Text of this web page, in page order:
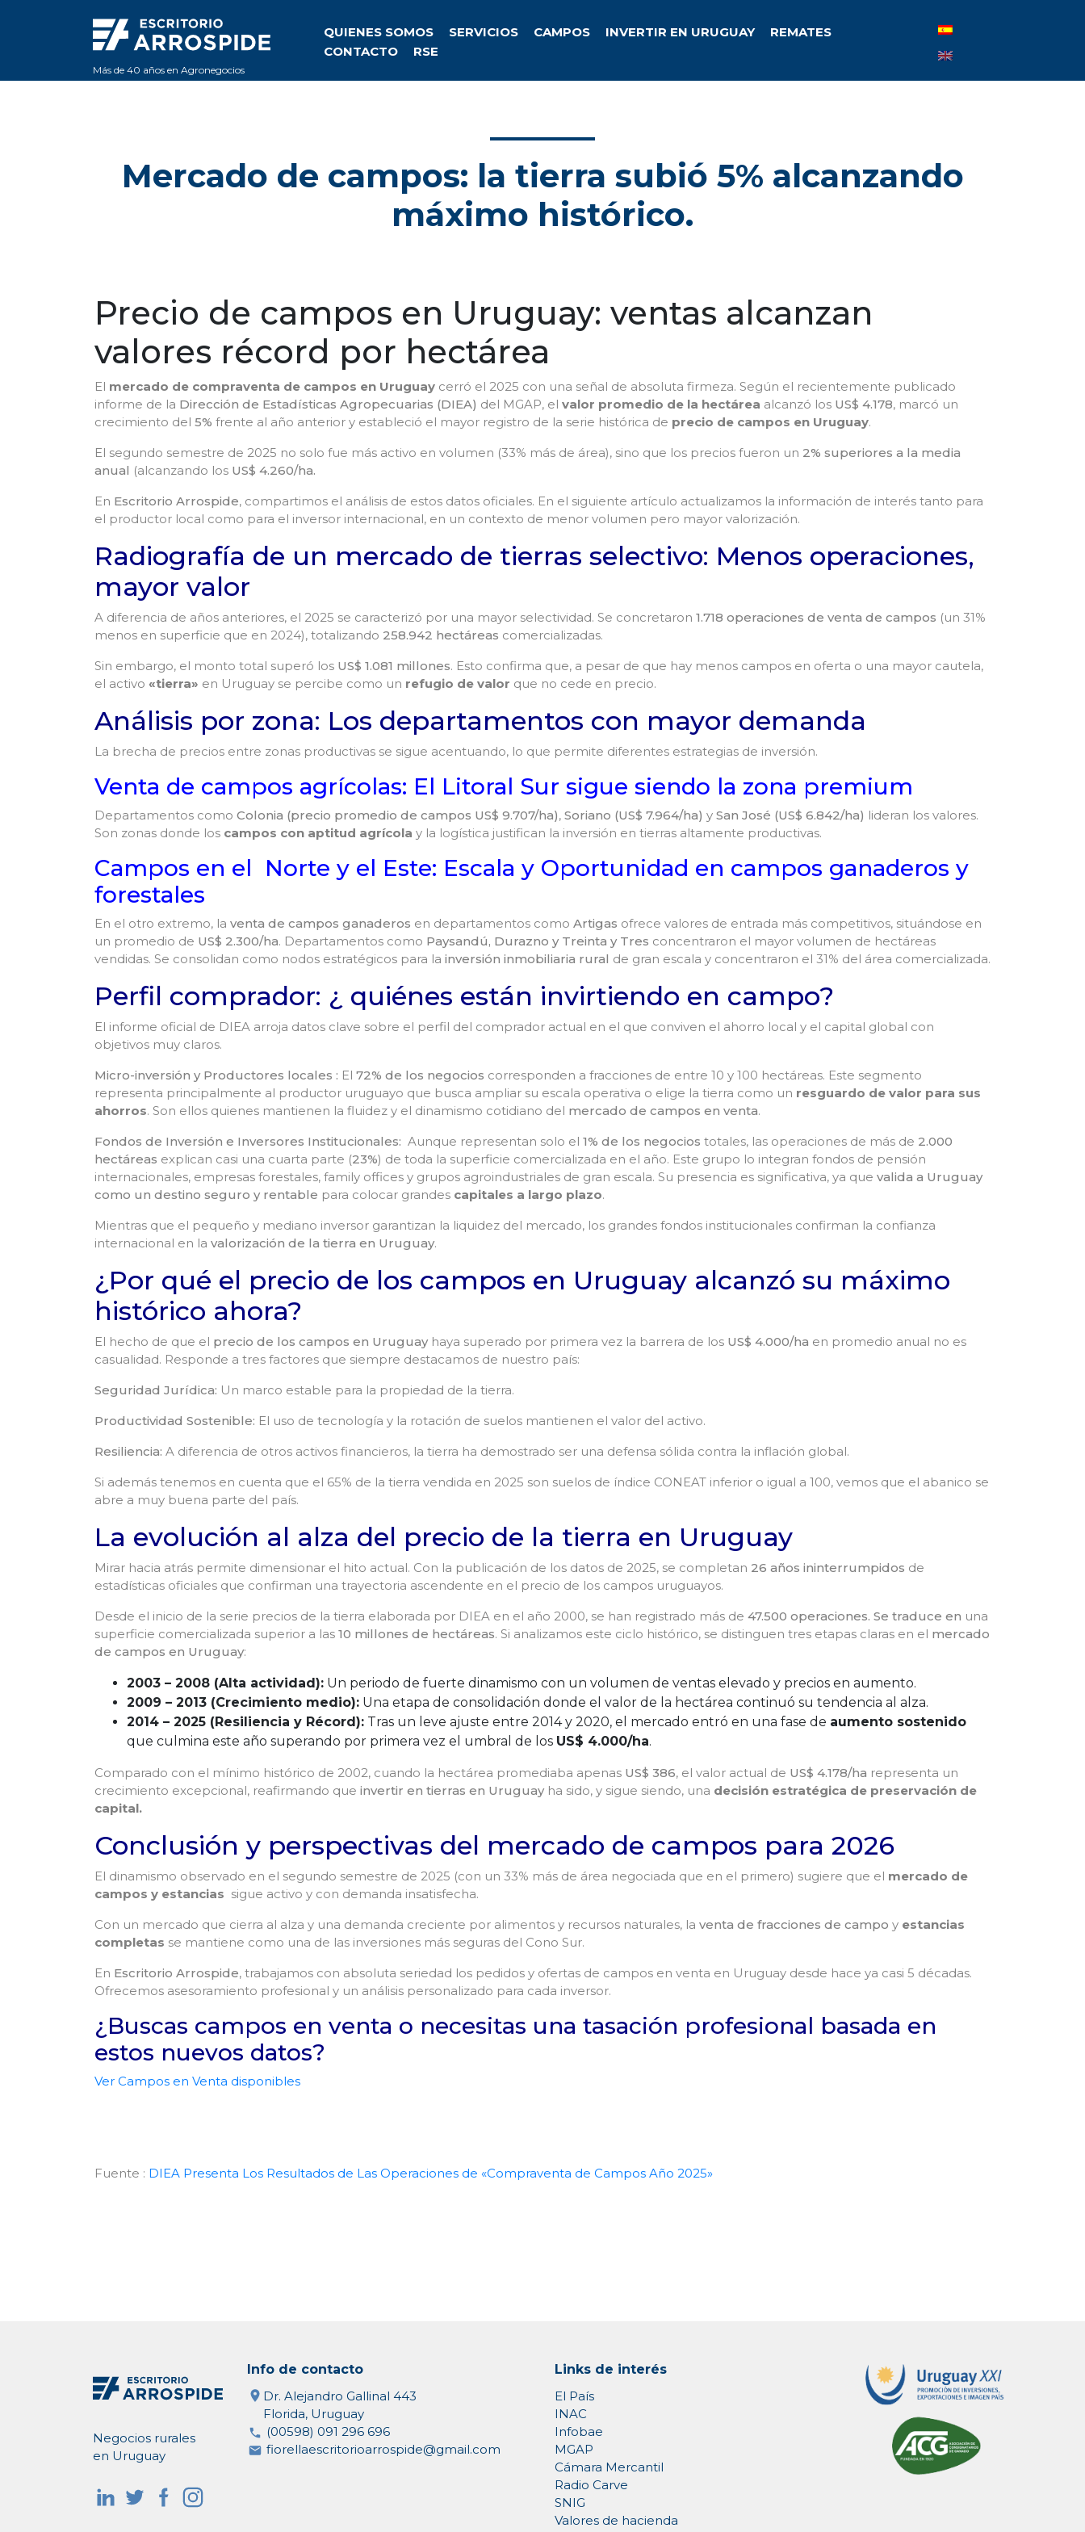
Más de 40 años en Agronegocios
QUIENES SOMOS SERVICIOS CAMPOS INVERTIR EN URUGUAY
REMATES
CONTACTO
RSE
Mercado de campos: la tierra subió 5% alcanzando
máximo histórico.
Precio de campos en Uruguay: ventas alcanzan
valores récord por hectárea
El mercado de compraventa de campos en Uruguay cerró el 2025 con una señal de absoluta firmeza. Según el recientemente publicado
informe de la Dirección de Estadísticas Agropecuarias (DIEA) del MGAP, el valor promedio de la hectárea alcanzó los US$ 4.178, marcó un
crecimiento del 5% frente al año anterior y estableció el mayor registro de la serie histórica de precio de campos en Uruguay.
El segundo semestre de 2025 no solo fue más activo en volumen (33% más de área), sino que los precios fueron un 2% superiores a la media
anual (alcanzando los US$ 4.260/ha.
En Escritorio Arrospide, compartimos el análisis de estos datos oficiales. En el siguiente artículo actualizamos la información de interés tanto para
el productor local como para el inversor internacional, en un contexto de menor volumen pero mayor valorización.
Radiografía de un mercado de tierras selectivo: Menos operaciones,
mayor valor
A diferencia de años anteriores, el 2025 se caracterizó por una mayor selectividad. Se concretaron 1.718 operaciones de venta de campos (un 31%
menos en superficie que en 2024), totalizando 258.942 hectáreas comercializadas.
Sin embargo, el monto total superó los US$ 1.081 millones. Esto confirma que, a pesar de que hay menos campos en oferta o una mayor cautela,
el activo «tierra» en Uruguay se percibe como un refugio de valor que no cede en precio.
Análisis por zona: Los departamentos con mayor demanda
La brecha de precios entre zonas productivas se sigue acentuando, lo que permite diferentes estrategias de inversión.
Venta de campos agrícolas: El Litoral Sur sigue siendo la zona premium
Departamentos como Colonia (precio promedio de campos US$ 9.707/ha), Soriano (US$ 7.964/ha) y San José (US$ 6.842/ha) lideran los valores.
Son zonas donde los campos con aptitud agrícola y la logística justifican la inversión en tierras altamente productivas.
Campos en el Norte y el Este: Escala y Oportunidad en campos ganaderos y
forestales
En el otro extremo, la venta de campos ganaderos en departamentos como Artigas ofrece valores de entrada más competitivos, situándose en
un promedio de US$ 2.300/ha. Departamentos como Paysandú, Durazno y Treinta y Tres concentraron el mayor volumen de hectáreas
vendidas. Se consolidan como nodos estratégicos para la inversión inmobiliaria rural de gran escala y concentraron el 31% del área comercializada.
Perfil comprador: ¿ quiénes están invirtiendo en campo?
El informe oficial de DIEA arroja datos clave sobre el perfil del comprador actual en el que conviven el ahorro local y el capital global con
objetivos muy claros.
Micro-inversión y Productores locales : El 72% de los negocios corresponden a fracciones de entre 10 y 100 hectáreas. Este segmento
representa principalmente al productor uruguayo que busca ampliar su escala operativa o elige la tierra como un resguardo de valor para sus
ahorros. Son ellos quienes mantienen la fluidez y el dinamismo cotidiano del mercado de campos en venta.
Fondos de Inversión e Inversores Institucionales: Aunque representan solo el 1% de los negocios totales, las operaciones de más de 2.000
hectáreas explican casi una cuarta parte (23%) de toda la superficie comercializada en el año. Este grupo lo integran fondos de pensión
internacionales, empresas forestales, family offices y grupos agroindustriales de gran escala. Su presencia es significativa, ya que valida a Uruguay
como un destino seguro y rentable para colocar grandes capitales a largo plazo.
Mientras que el pequeño y mediano inversor garantizan la liquidez del mercado, los grandes fondos institucionales confirman la confianza
internacional en la valorización de la tierra en Uruguay.
¿Por qué el precio de los campos en Uruguay alcanzó su máximo
histórico ahora?
El hecho de que el precio de los campos en Uruguay haya superado por primera vez la barrera de los US$ 4.000/ha en promedio anual no es
casualidad. Responde a tres factores que siempre destacamos de nuestro país:
Seguridad Jurídica: Un marco estable para la propiedad de la tierra.
Productividad Sostenible: El uso de tecnología y la rotación de suelos mantienen el valor del activo.
Resiliencia: A diferencia de otros activos financieros, la tierra ha demostrado ser una defensa sólida contra la inflación global.
Si además tenemos en cuenta que el 65% de la tierra vendida en 2025 son suelos de índice CONEAT inferior o igual a 100, vemos que el abanico se
abre a muy buena parte del país.
La evolución al alza del precio de la tierra en Uruguay
Mirar hacia atrás permite dimensionar el hito actual. Con la publicación de los datos de 2025, se completan 26 años ininterrumpidos de
estadísticas oficiales que confirman una trayectoria ascendente en el precio de los campos uruguayos.
Desde el inicio de la serie precios de la tierra elaborada por DIEA en el año 2000, se han registrado más de 47.500 operaciones. Se traduce en una
superficie comercializada superior a las 10 millones de hectáreas. Si analizamos este ciclo histórico, se distinguen tres etapas claras en el mercado
de campos en Uruguay:
2003 – 2008 (Alta actividad): Un periodo de fuerte dinamismo con un volumen de ventas elevado y precios en aumento.
2009 – 2013 (Crecimiento medio): Una etapa de consolidación donde el valor de la hectárea continuó su tendencia al alza.
2014 – 2025 (Resiliencia y Récord): Tras un leve ajuste entre 2014 y 2020, el mercado entró en una fase de aumento sostenido
que culmina este año superando por primera vez el umbral de los US$ 4.000/ha.
Comparado con el mínimo histórico de 2002, cuando la hectárea promediaba apenas US$ 386, el valor actual de US$ 4.178/ha representa un
crecimiento excepcional, reafirmando que invertir en tierras en Uruguay ha sido, y sigue siendo, una decisión estratégica de preservación de
capital.
Conclusión y perspectivas del mercado de campos para 2026
El dinamismo observado en el segundo semestre de 2025 (con un 33% más de área negociada que en el primero) sugiere que el mercado de
campos y estancias sigue activo y con demanda insatisfecha.
Con un mercado que cierra al alza y una demanda creciente por alimentos y recursos naturales, la venta de fracciones de campo y estancias
completas se mantiene como una de las inversiones más seguras del Cono Sur.
En Escritorio Arrospide, trabajamos con absoluta seriedad los pedidos y ofertas de campos en venta en Uruguay desde hace ya casi 5 décadas.
Ofrecemos asesoramiento profesional y un análisis personalizado para cada inversor.
¿Buscas campos en venta o necesitas una tasación profesional basada en
estos nuevos datos?
Ver Campos en Venta disponibles
Fuente : DIEA Presenta Los Resultados de Las Operaciones de «Compraventa de Campos Año 2025»
Negocios rurales
en Uruguay
Info de contacto
Dr. Alejandro Gallinal 443
Florida, Uruguay
(00598) 091 296 696
fiorellaescritorioarrospide@gmail.com
Links de interés
El País
INAC
Infobae
MGAP
Cámara Mercantil
Radio Carve
SNIG
Valores de hacienda